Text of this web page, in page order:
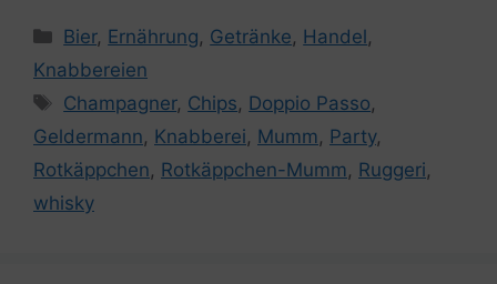
Kategorien
Bier, Ernährung, Getränke, Handel,
Knabbereien
Schlagwörter
Champagner, Chips, Doppio Passo,
Geldermann, Knabberei, Mumm, Party,
Rotkäppchen, Rotkäppchen-Mumm, Ruggeri,
whisky